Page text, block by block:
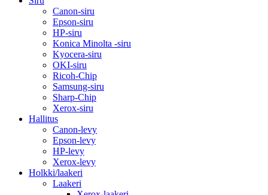
Canon-siru
Epson-siru
HP-siru
Konica Minolta -siru
Kyocera-siru
OKI-siru
Ricoh-Chip
Samsung-siru
Sharp-Chip
Xerox-siru
Hallitus
Canon-levy
Epson-levy
HP-levy
Xerox-levy
Holkki/laakeri
Laakeri